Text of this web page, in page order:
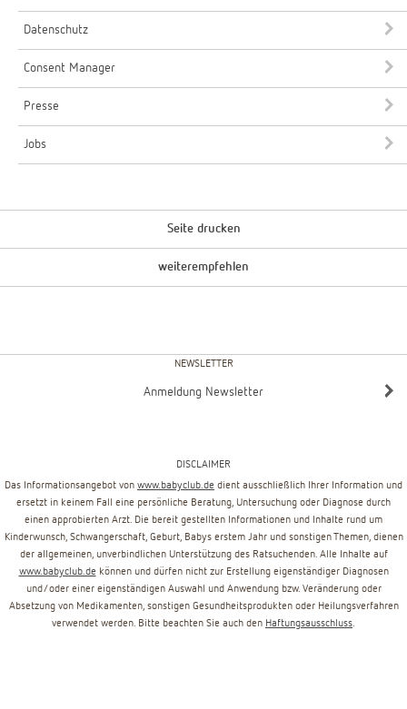
Datenschutz
Consent Manager
Presse
Jobs
Seite drucken
weiterempfehlen
NEWSLETTER
Anmeldung Newsletter
DISCLAIMER
Das Informationsangebot von www.babyclub.de dient ausschließlich Ihrer Information und
ersetzt in keinem Fall eine persönliche Beratung, Untersuchung oder Diagnose durch
einen approbierten Arzt. Die bereit gestellten Informationen und Inhalte rund um
Kinderwunsch, Schwangerschaft, Geburt, Babys erstem Jahr und sonstigen Themen, dienen
der allgemeinen, unverbindlichen Unterstützung des Ratsuchenden. Alle Inhalte auf
www.babyclub.de können und dürfen nicht zur Erstellung eigenständiger Diagnosen
und/oder einer eigenständigen Auswahl und Anwendung bzw. Veränderung oder
Absetzung von Medikamenten, sonstigen Gesundheitsprodukten oder Heilungsverfahren
verwendet werden. Bitte beachten Sie auch den Haftungsausschluss.